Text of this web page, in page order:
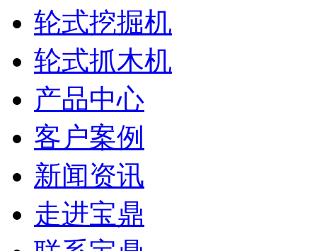
轮式挖掘机
轮式抓木机
产品中心
客户案例
新闻资讯
走进宝鼎